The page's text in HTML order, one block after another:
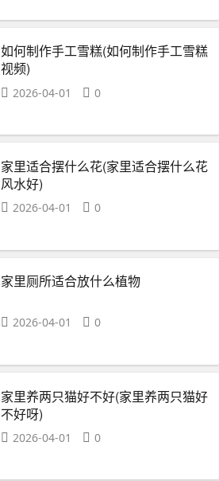
如何制作手工雪糕(如何制作手工雪糕
视频)
2026-04-01 0
家里适合摆什么花(家里适合摆什么花
风水好)
2026-04-01 0
家里厕所适合放什么植物
2026-04-01 0
家里养两只猫好不好(家里养两只猫好
不好呀)
2026-04-01 0